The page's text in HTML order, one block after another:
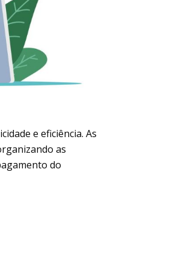
e eficiência. As
as
do